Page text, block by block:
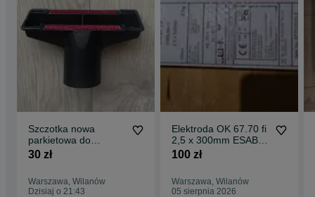
Szczotka nowa
parkietowa do
odkurzacza średnica
30 zł
Warszawa, Wilanów
Dzisiaj o 21:43
Elektroda OK 67.70 fi
2,5 x 300mm ESAB,
E309LMo-17, 35
100 zł
Warszawa, Wilanów
05 sierpnia 2026